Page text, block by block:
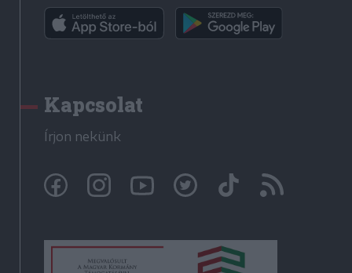
Kapcsolat
Írjon nekünk